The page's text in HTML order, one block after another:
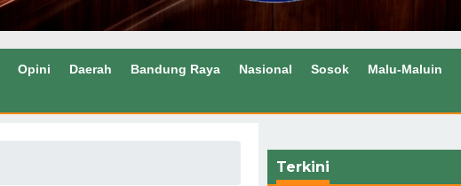
Opini Daerah Bandung Raya Nasional Sosok Malu-Maluin
Terkini